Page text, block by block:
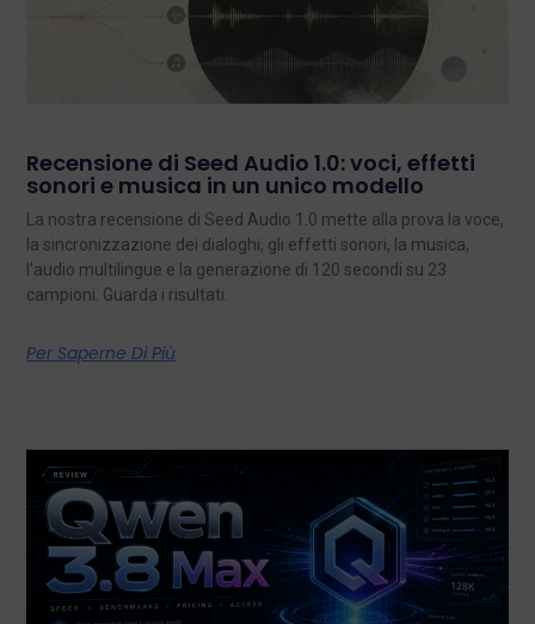
Recensione di Seed Audio 1.0: voci, effetti
sonori e musica in un unico modello
La nostra recensione di Seed Audio 1.0 mette alla prova la voce,
la sincronizzazione dei dialoghi, gli effetti sonori, la musica,
l'audio multilingue e la generazione di 120 secondi su 23
campioni. Guarda i risultati.
Per Saperne Di Più